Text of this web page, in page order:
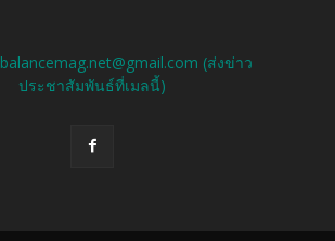
balancemag.net@gmail.com (ส่งข่าว
ประชาสัมพันธ์ที่เมลนี้)